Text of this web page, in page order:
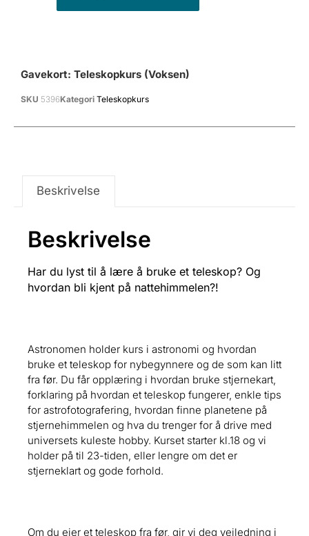
Gavekort: Teleskopkurs (voksen)
SKU 5396Kategori Teleskopkurs
Beskrivelse
Beskrivelse
Har du lyst til å lære å bruke et teleskop? Og
hvordan bli kjent på nattehimmelen?!
Astronomen holder kurs i astronomi og hvordan
bruke et teleskop for nybegynnere og de som kan litt
fra før. Du får opplæring i hvordan bruke stjernekart,
forklaring på hvordan et teleskop fungerer, enkle tips
for astrofotografering, hvordan finne planetene på
stjernehimmelen og hva du trenger for å drive med
universets kuleste hobby. Kurset starter kl.18 og vi
holder på til 23-tiden, eller lengre om det er
stjerneklart og gode forhold.
Om du eier et teleskop fra før, gir vi deg veiledning i